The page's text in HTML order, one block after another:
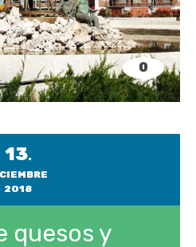
0
13.
2018
quesos y